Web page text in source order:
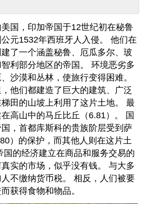
国，印加帝国于12世纪初在秘鲁
元1532年西班牙人入侵。 他们在
了一个涵盖秘鲁、厄瓜多尔、玻
利部分地区的帝国。 环境恶劣多
沙漠和丛林，使旅行变得困难。
他们都建造了巨大的建筑、广泛
田的山坡上利用了这片土地。 最
高山中的马丘比丘（6.81）。 国
，首都库斯科的贵族阶层受到萨
）的保护，而其他人则在这片土
国的经济建立在商品和服务交易的
实的市场，似乎没有钱。 与大多
不缴纳货币税。 相反，人们被要
获得食物和物品。